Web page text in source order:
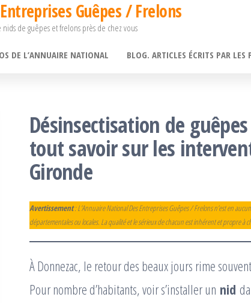
Guêpes / Frelons
de guêpes et frelons près de chez vous
DE L’ANNUAIRE NATIONAL BLOG. ARTICLES ÉCRITS PAR LES
Désinsectisation de
tout savoir sur les
Gironde
Avertissement: L’Annuaire National Des Entreprises Guêpes / Frelons n’est en
départementales ou locales. La qualité et le sérieux de chacun est inhérent et propre à
À Donnezac, le retour des beaux jours rime
Pour nombre d’habitants, voir s’installer un nid